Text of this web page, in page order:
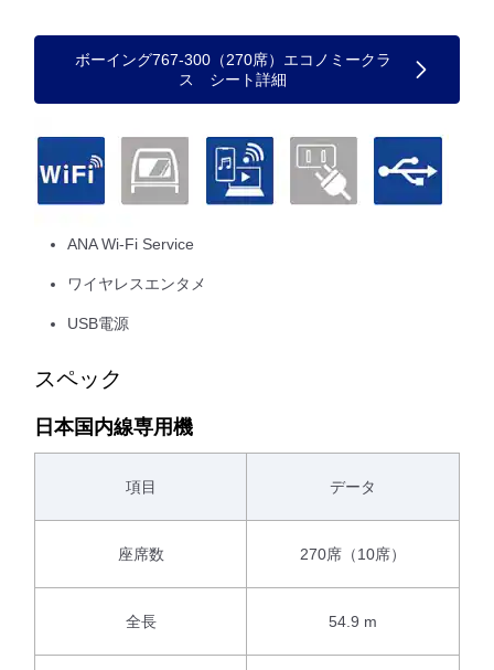
ボーイング767-300（270席）エコノミークラ
ス シート詳細
ANA Wi-Fi Service
ワイヤレスエンタメ
USB電源
スペック
日本国内線専用機
項目 データ
座席数 270席（10席）
全長 54.9 m